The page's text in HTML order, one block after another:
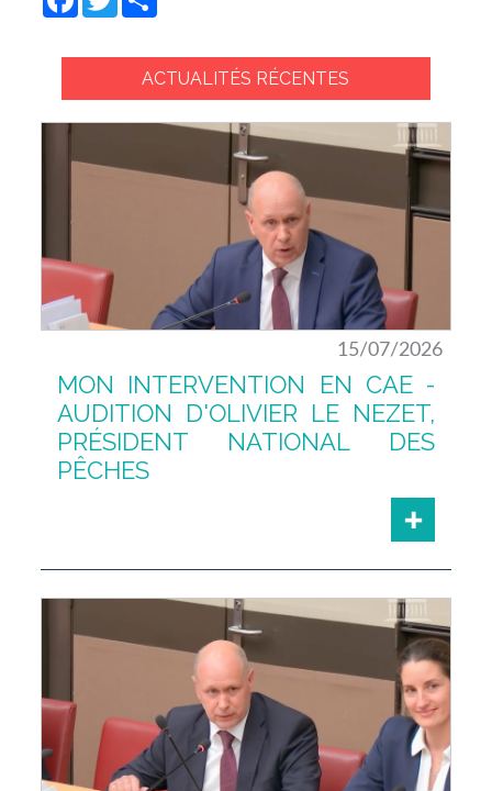
ACTUALITÉS RÉCENTES
15/07/2026
MON INTERVENTION EN CAE -
AUDITION D'OLIVIER LE NEZET,
PRÉSIDENT NATIONAL DES
PÊCHES